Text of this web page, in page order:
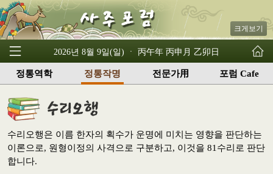
크게보기
2026년 8월 9일(일) ㆍ 丙午年 丙申月 乙卯日
정통역학 정통작명 전문가用 포럼 Cafe
수리오행은 이름 한자의 획수가 운명에 미치는 영향을 판단하는
이론으로, 원형이정의 사격으로 구분하고, 이것을 81수리로 판단
합니다.